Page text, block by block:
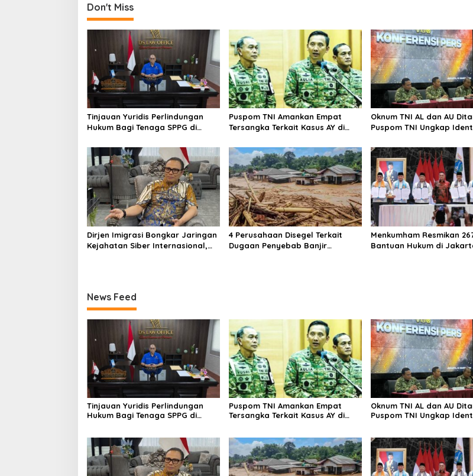
t
n
a
v
i
g
a
t
i
o
n
Don't Miss
Tinjauan Yuridis Perlindungan
Hukum Bagi Tenaga SPPG di
Puspom TNI Amankan Empat
Tersangka Terkait Kasus AY di
Oknum TNI AL dan AU
Puspom TNI Ungkap
dengan Air Keras
Dirjen Imigrasi Bongkar Jaringan
Kejahatan Siber Internasional,
4 Perusahaan Disegel Terkait
Dugaan Penyebab Banjir
Menkumham Resmikan
Bantuan Hukum di
News Feed
Tinjauan Yuridis Perlindungan
Hukum Bagi Tenaga SPPG di
Puspom TNI Amankan Empat
Tersangka Terkait Kasus AY di
Oknum TNI AL dan AU
Puspom TNI Ungkap